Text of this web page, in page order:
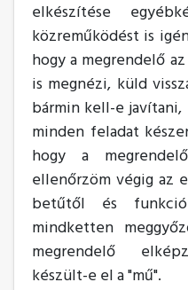
elkészítése
közreműködést is
hogy a megrendelő
is megnézi, küld
bármin kell-e
minden feladat
hogy a
ellenőrzöm végig az
betűtől és
mindketten
megrendelő
készült-e el a "mű".